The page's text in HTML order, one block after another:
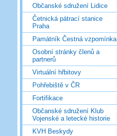
Občanské sdružení Lidice
Četnická pátrací stanice
Praha
Památník Čestná vzpomínka
Osobní stránky členů a
partnerů
Virtuální hřbitovy
Pohřebiště v ČR
Fortifikace
Občanské sdružení Klub
Vojenské a letecké historie
KVH Beskydy